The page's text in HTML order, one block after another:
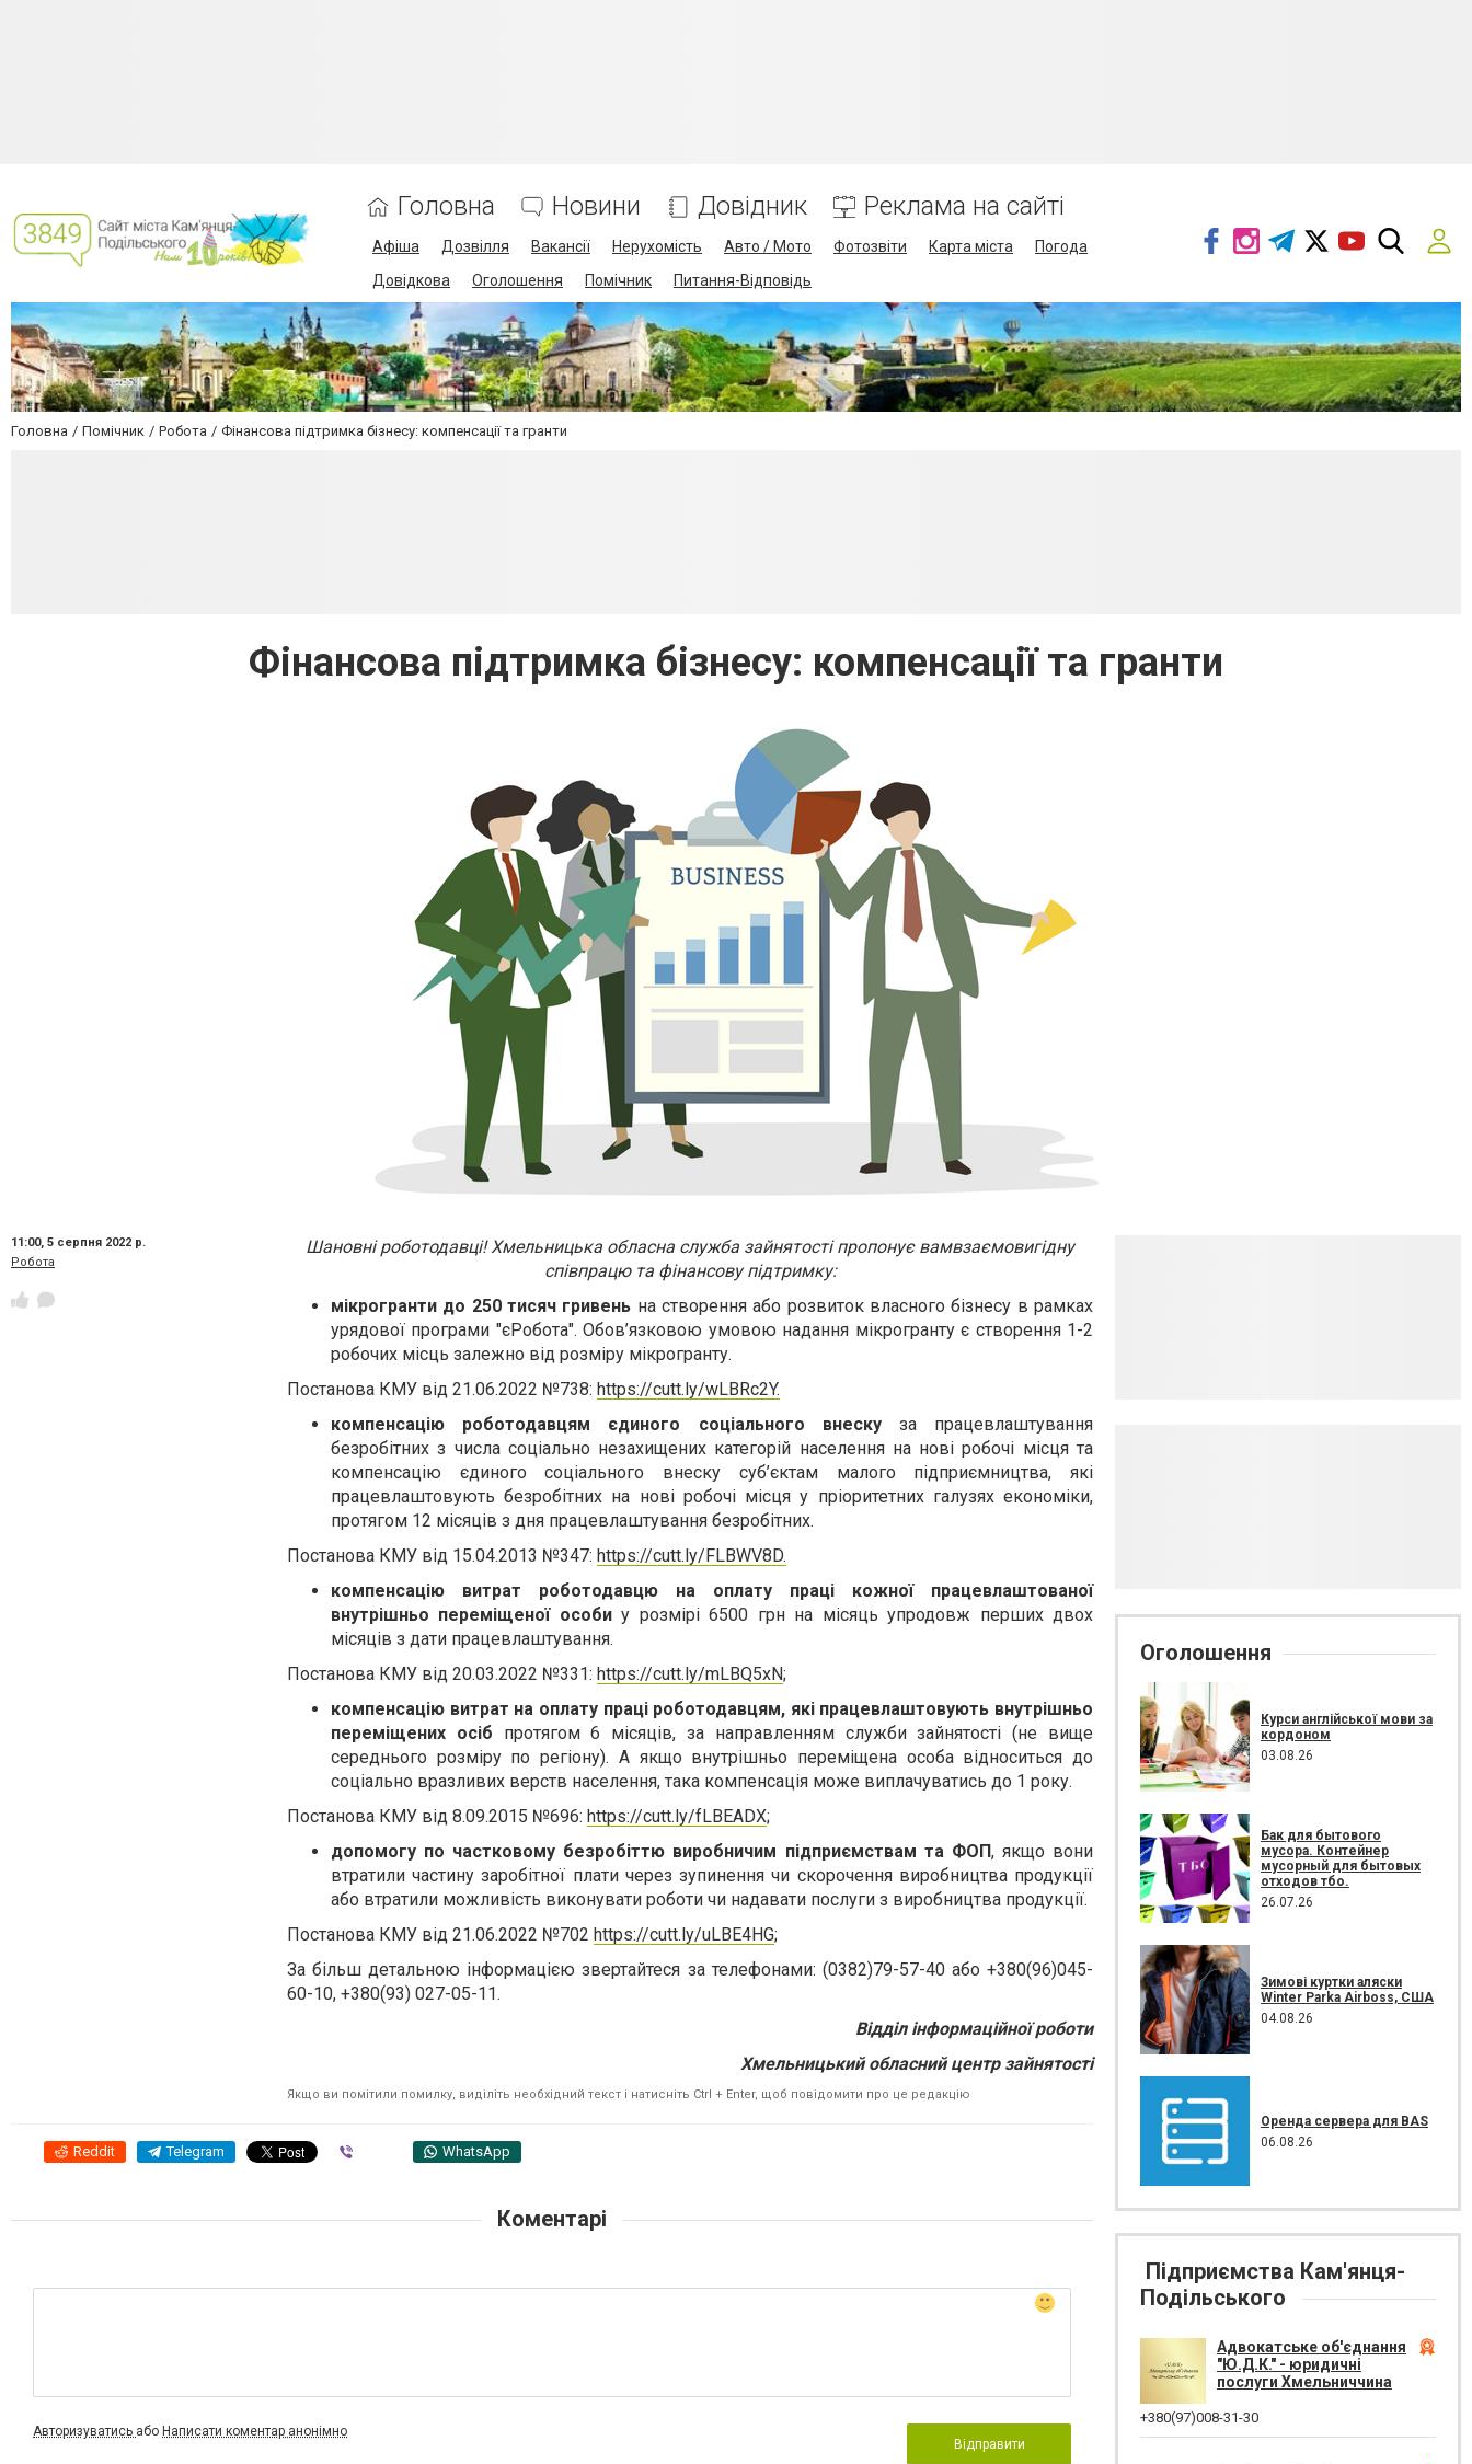
Головна Новини Довідник Реклама на сайті
Афіша Дозвілля Вакансії Нерухомість Авто / Мото Фотозвіти Карта міста
Погода
Довідкова
Оголошення Помічник Питання-Відповідь
Головна Помічник Робота Фінансова підтримка бізнесу: компенсації та гранти
Фінансова підтримка бізнесу: компенсації та гранти
11:00, 5 серпня 2022 р.
Робота
Шановні роботодавці! Хмельницька обласна служба зайнятості пропонує вамвзаємовигідну
співпрацю та фінансову підтримку:
мікрогранти до 250 тисяч гривень на створення або розвиток власного бізнесу в рамках
урядової програми "єРобота". Обов’язковою умовою надання мікрогранту є створення 1-2
робочих місць залежно від розміру мікрогранту.
Постанова КМУ від 21.06.2022 №738: https://cutt.ly/wLBRc2Y.
компенсацію роботодавцям єдиного соціального внескуза працевлаштування
безробітних з числа соціально незахищених категорій населення на нові робочі місця та
компенсацію єдиного соціального внеску суб’єктам малого підприємництва, які
працевлаштовують безробітних на нові робочі місця у пріоритетних галузях економіки,
протягом 12 місяців з дня працевлаштування безробітних.
Постанова КМУ від 15.04.2013 №347: https://cutt.ly/FLBWV8D.
компенсацію витрат роботодавцю на оплату праці кожної працевлаштованої
внутрішньо переміщеної особиу розмірі 6500 грн на місяць упродовж перших двох
місяців з дати працевлаштування.
Постанова КМУ від 20.03.2022 №331: https://cutt.ly/mLBQ5xN;
компенсацію витрат на оплату праці роботодавцям, які працевлаштовують внутрішньо
переміщених осіб протягом 6 місяців, за направленням служби зайнятості (не вище
середнього розміру по регіону). А якщо внутрішньо переміщена особа відноситься до
соціально вразливих верств населення, така компенсація може виплачуватись до 1 року.
Постанова КМУ від 8.09.2015 №696: https://cutt.ly/fLBEADX;
допомогу по частковому безробіттю виробничим підприємствам та ФОП, якщо вони
втратили частину заробітної плати через зупинення чи скорочення виробництва продукції
або втратили можливість виконувати роботи чи надавати послуги з виробництва продукції.
Постанова КМУ від 21.06.2022 №702 https://cutt.ly/uLBE4HG;
За більш детальною інформацією звертайтеся за телефонами: (0382)79-57-40 або +380(96)045-
60-10, +380(93) 027-05-11.
Відділ інформаційної роботи
Хмельницький обласний центр зайнятості
Якщо ви помітили помилку, виділіть необхідний текст і натисніть Ctrl + Enter, щоб повідомити про це редакцію
Reddit Telegram WhatsApp
Коментарі
Авторизуватись або Написати коментар анонімно
Відправити
Оголошення
Курси англійської мови за
кордоном
03.08.26
Бак для бытового
мусора. Контейнер
мусорный для бытовых
отходов тбо.
26.07.26
Зимові куртки аляски
Winter Parka Airboss, США
04.08.26
Оренда сервера для BAS
06.08.26
Підприємства Кам'янця-
Подільського
Адвокатське об'єднання
"Ю.Д.К." - юридичні
послуги Хмельниччина
+380(97)008-31-30